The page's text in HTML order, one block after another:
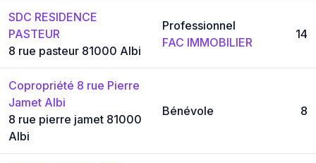
SDC RESIDENCE
PASTEUR
8 rue pasteur 81000 Albi
Professionnel
FAC IMMOBILIER
14
Copropriété 8 rue Pierre
Jamet Albi
8 rue pierre jamet 81000
Albi
Bénévole 8